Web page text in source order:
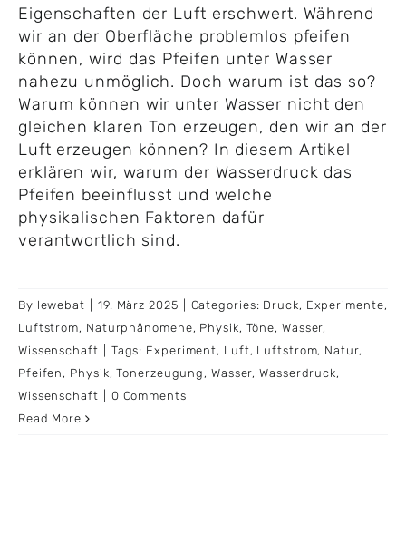
Eigenschaften der Luft erschwert. Während
wir an der Oberfläche problemlos pfeifen
können, wird das Pfeifen unter Wasser
nahezu unmöglich. Doch warum ist das so?
Warum können wir unter Wasser nicht den
gleichen klaren Ton erzeugen, den wir an der
Luft erzeugen können? In diesem Artikel
erklären wir, warum der Wasserdruck das
Pfeifen beeinflusst und welche
physikalischen Faktoren dafür
verantwortlich sind.
By lewebat 19. März 2025 Categories: Druck, Experimente,
Luftstrom, Naturphänomene, Physik, Töne, Wasser,
Wissenschaft
Tags: Experiment, Luft, Luftstrom, Natur,
Pfeifen , Physik,Tonerzeugung , Wasser,Wasserdruck,
Wissenschaft
0 Comments
Read More